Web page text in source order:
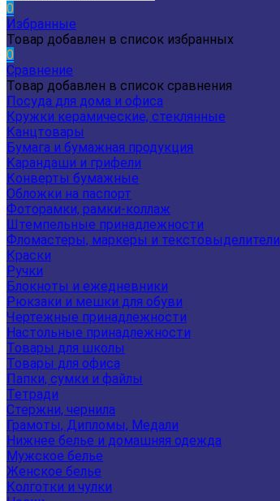
0
Избранные
Товар добавлен в список избранных
0
Сравнение
Товар добавлен в список сравнения
Посуда для дома и офиса
Кружки керамические, стеклянные
Канцтовары
Бумага и бумажная продукция
Карандаши и грифели
Конверты бумажные
Обложки на паспорт
Фоторамки, рамки-коллаж
Штемпельные принадлежности
Фломастеры, маркеры и текстовыделители
Краски
Ручки
Блокноты и ежедневники
Рюкзаки и мешки для обуви
Чертежные принадлежности
Настольные принадлежности
Товары для школы
Товары для офиса
Папки, сумки и файлы
Тетради
Стержни, чернила
Грамоты, Дипломы, Медали
Нижнее белье и домашняя одежда
Мужское белье
Женское белье
Колготки и чулки